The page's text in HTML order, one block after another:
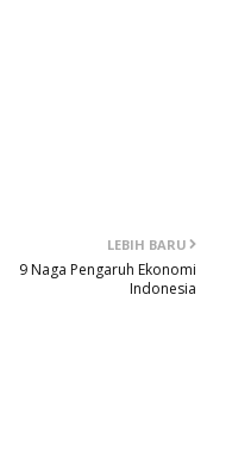
LEBIH BARU
9 Naga Pengaruh Ekonomi
Indonesia